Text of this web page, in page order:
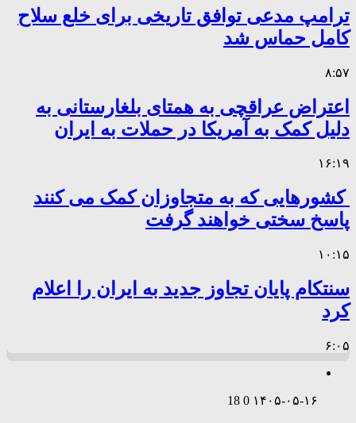
ترامپ مدعی توافق تاریخی برای خلع سلاح
کامل حماس شد
۸:۵۷
اعتراض عراقچی به همتای بلغارستانی به
دلیل کمک به آمریکا در حملات به ایران
۱۶:۱۹
کشورهایی که به متجاوزان کمک می کنند
پاسخ سختی خواهند گرفت
۱۰:۱۵
سنتکام پایان تجاوز جدید به ایران را اعلام
کرد
۶:۰۵
۱۴۰۵-۰۵-۱۶ 0
18